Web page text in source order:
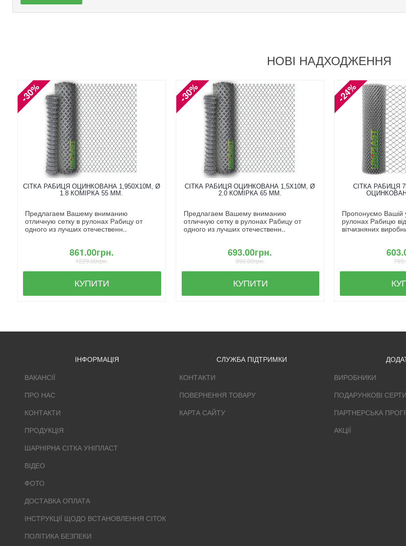
НОВІ НАДХОДЖЕННЯ
-30%
СІТКА РАБИЦЯ ОЦИНКОВАНА 1,950X10М, Ø
1.8 КОМІРКА 55 ММ.
Предлагаем Вашему вниманию
отличную сетку в рулонах Рабицу от
одного из лучших отечественн..
861.00грн.
1229.00грн.
КУПИТИ
-30%
СІТКА РАБИЦЯ ОЦИНКОВАНА 1,5X10М, Ø
2.0 КОМІРКА 65 ММ.
Предлагаем Вашему вниманию
отличную сетку в рулонах Рабицу от
одного из лучших отечественн..
693.00грн.
990.00грн.
КУПИТИ
-24%
СІТКА РАБИЦЯ
Пропонуємо Вашій
рулонах Рабицю
вітчизняних
ІНФОРМАЦІЯ
ВАКАНСІЇ
ПРО НАС
КОНТАКТИ
ПРОДУКЦІЯ
ШАРНІРНА СІТКА УНІПЛАСТ
ВІДЕО
ФОТО
ДОСТАВКА ОПЛАТА
ІНСТРУКЦІЇ ЩОДО ВСТАНОВЛЕННЯ СІТОК
ПОЛІТИКА БЕЗПЕКИ
СЛУЖБА ПІДТРИМКИ
КОНТАКТИ
ПОВЕРНЕННЯ ТОВАРУ
КАРТА САЙТУ
ВИРОБНИКИ
ПОДАРУНКОВІ
ПАРТНЕРСЬКА
АКЦІЇ